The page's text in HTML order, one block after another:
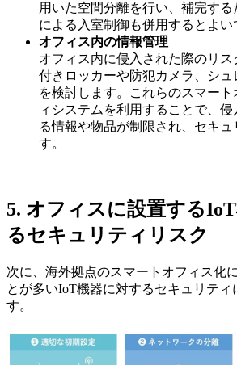
用いた空間分離を行い、補完す
による入室制御も併用するとよい
オフィス内の情報管理
オフィス内に侵入された際のリ
付きロッカーや防犯カメラ、シ
を検討します。これらのスマー
ィシステムを利用することで、
る情報や物品が制限され、セキュ
す。
5. オフィスに設置する
るセキュリティリスク
次に、海外拠点のスマートオフィス化
とが多いIoT機器に対するセキュリティ
す。